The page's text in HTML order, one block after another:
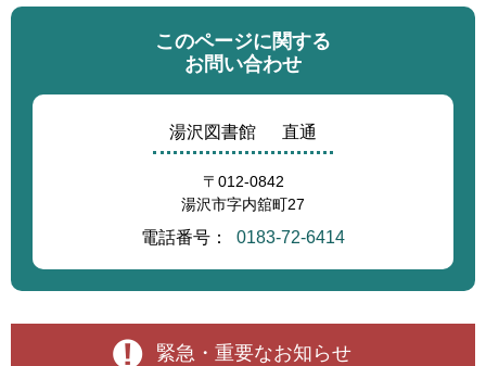
このページに関する
お問い合わせ
湯沢図書館 直通
〒012-0842
湯沢市字内舘町27
電話番号： 0183-72-6414
緊急・重要なお知らせ